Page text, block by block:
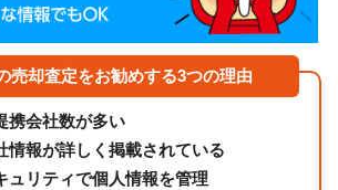
売却査定をお勧めする3つの理由
携会社数が多い
情報が詳しく掲載されている
ュリティで個人情報を管理